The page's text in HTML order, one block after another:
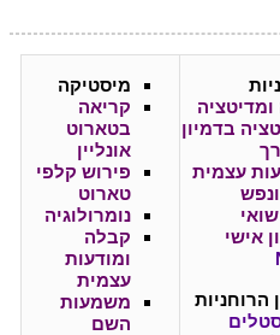
ומדיטציה
בדמיון
עצמית
אישי
הרוחניות
מיסטיקה
קריאה
בטארוט
אונליין
פירוש קלפי
טארוט
נומרולוגיה
קבלה
ומודעות
עצמית
משמעות
השם